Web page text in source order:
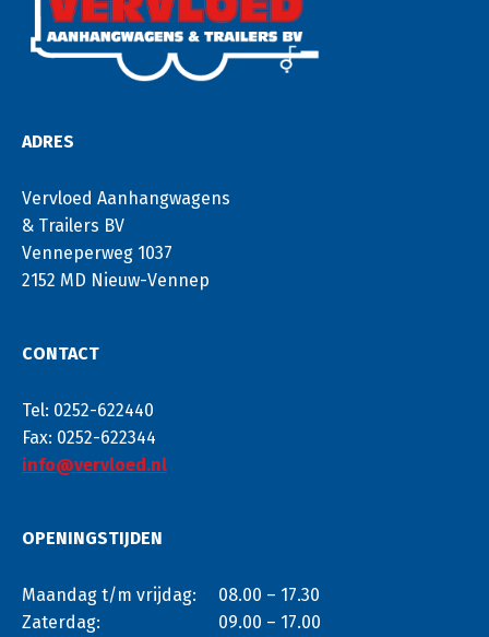
ADRES
Vervloed Aanhangwagens
& Trailers BV
Venneperweg 1037
2152 MD Nieuw-Vennep
CONTACT
Tel: 0252-622440
Fax: 0252-622344
info@vervloed.nl
OPENINGSTIJDEN
Maandag t/m vrijdag:
08.00 – 17.30
Zaterdag:
09.00 – 17.00